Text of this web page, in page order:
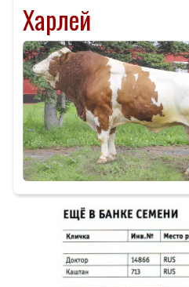
Харлей